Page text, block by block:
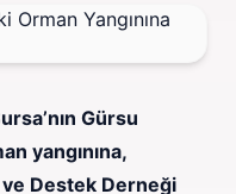
Gürsu
yangınına,
Destek Derneği